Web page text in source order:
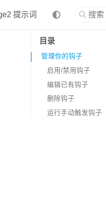
提示词
目录
管理你的钩子
启用/禁用钩子
编辑已有钩子
删除钩子
运行手动触发钩子